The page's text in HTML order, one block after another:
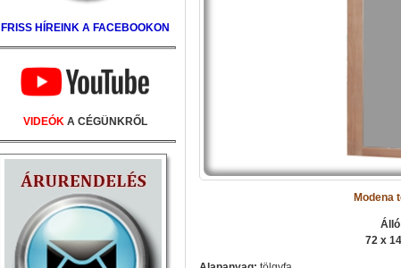
Modena
72 x
FRISS HÍREINK A FACEBOOKON
VIDEÓK A CÉGÜNKRŐL